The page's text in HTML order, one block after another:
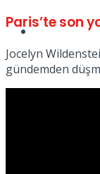
Spor
Paris’te son
Jocelyn
gündemden